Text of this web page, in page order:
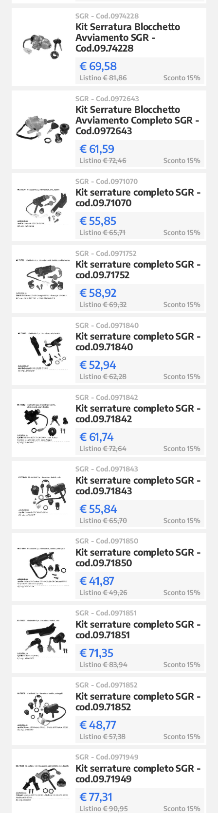
SGR - Cod.0974228
Kit Serratura Blocchetto
Avviamento SGR -
Cod.09.74228
€ 69,58
Listino€ 81,86 Sconto 15%
SGR - Cod.0972643
Kit Serrature Blocchetto
Avviamento Completo SGR -
Cod.0972643
€ 61,59
Listino€ 72,46 Sconto 15%
SGR - Cod.0971070
Kit serrature completo SGR -
cod.09.71070
€ 55,85
Listino€ 65,71 Sconto 15%
SGR - Cod.0971752
Kit serrature completo SGR -
cod.09.71752
€ 58,92
Listino€ 69,32 Sconto 15%
SGR - Cod.0971840
Kit serrature completo SGR -
cod.09.71840
€ 52,94
Listino€ 62,28 Sconto 15%
SGR - Cod.0971842
Kit serrature completo SGR -
cod.09.71842
€ 61,74
Listino€ 72,64 Sconto 15%
SGR - Cod.0971843
Kit serrature completo SGR -
cod.09.71843
€ 55,84
Listino€ 65,70 Sconto 15%
SGR - Cod.0971850
Kit serrature completo SGR -
cod.09.71850
€ 41,87
Listino€ 49,26 Sconto 15%
SGR - Cod.0971851
Kit serrature completo SGR -
cod.09.71851
€ 71,35
Listino€ 83,94 Sconto 15%
SGR - Cod.0971852
Kit serrature completo SGR -
cod.09.71852
€ 48,77
Listino€ 57,38 Sconto 15%
SGR - Cod.0971949
Kit serrature completo SGR -
cod.09.71949
€ 77,31
Listino€ 90,95 Sconto 15%